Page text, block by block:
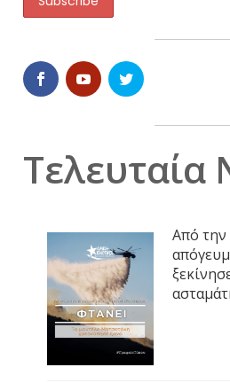
Τελευταία
Από